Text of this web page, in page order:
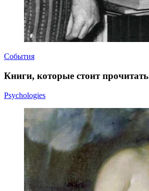
События
Книги, которые стоит прочитать
Psychologies